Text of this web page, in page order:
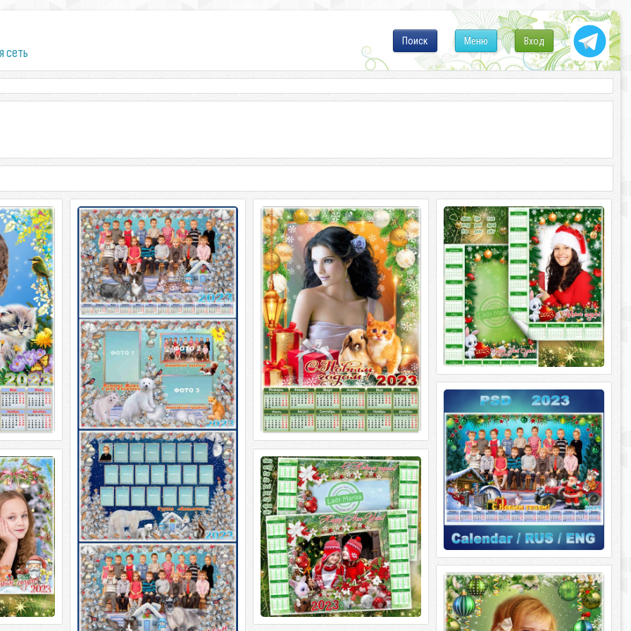
сеть
Вход
Меню
Поиск
к 8 Марта
- 2023
к 8 Марта с
Весеннее
|
Набор для оформления новогодних
фото воспитанников детского сада
Набор для оформления новогодних
фото воспитанников детского caga 4
PSD | 4961 × 3508 | 300 точек на
Праздничная рамка для фото с
календарём на 2023 год - 2023
Новогодние милашки
Праздничная рамка для фото с
календарём на 2023 год - 2023
Новогодние милашки PSD | 4961 х
3508 |
Новогодний календарь-фоторамка
на 2023 год - Пусть подарит милый
Кролик счастье и любовь
Новогодний календарь-фоторамка на
2023 год - Пусть подарит милый
Кролик счастье и любовь PSD |
Новогодняя рамка для группового
фото с календарём на 2023 год -
2023 К нам приехал Дед Мороз
Новогодняя рамка для группового
фото с календарём на 2023 год - 2023
К нам приехал Дед Мороз PSD |
2023 год
- Нарисую
пусть
2023 год в
Новый
Новогодний календарь-фоторамка
на 2023 год - Праздничная мелодия
Новогодний календарь-фоторамка на
2023 год - Праздничная мелодия PSD |
4961х3508 | 42х29,7 cm | 300
Новогодняя рамка для фото с
календарём на 2023 год - 2023
Пушок и Снежок
Новогодняя рамка для фото с